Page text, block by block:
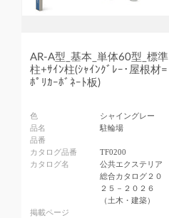
AR-A型_基本_単体60型_標準
柱+ｻｲﾝ柱(ｼｬｲﾝｸﾞﾚｰ･屋根材=
ﾎﾟﾘｶｰﾎﾞﾈｰﾄ板)
色
シャイングレー
品名
駐輪場
品番
カタログ品番
TF0200
カタログ名
公共エクステリア
総合カタログ２０
２５－２０２６
（土木・建築）
掲載ページ